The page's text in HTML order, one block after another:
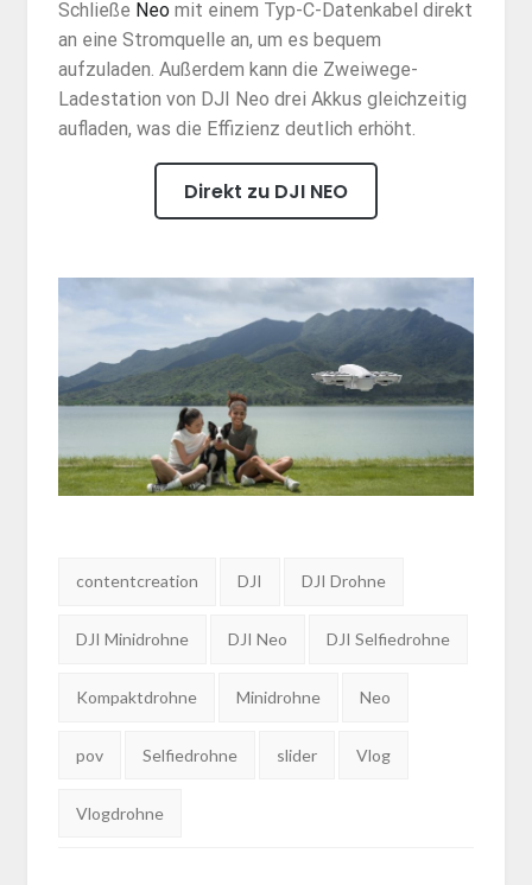
Schließe Neomit einem Typ-C-Datenkabel direkt
an eine Stromquelle an, um es bequem
aufzuladen. Außerdem kann die Zweiwege-
Ladestation von DJI Neo drei Akkus gleichzeitig
aufladen, was die Effizienz deutlich erhöht.
Direkt zu DJI NEO
contentcreation DJI DJI Drohne
DJI Minidrohne DJI Neo DJI Selfiedrohne
Kompaktdrohne Minidrohne Neo
pov Selfiedrohne slider Vlog
Vlogdrohne